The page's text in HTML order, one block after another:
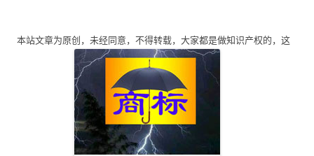
航
本站文章为原创，未经同意，不得转载，大家都是做知识产权的，这